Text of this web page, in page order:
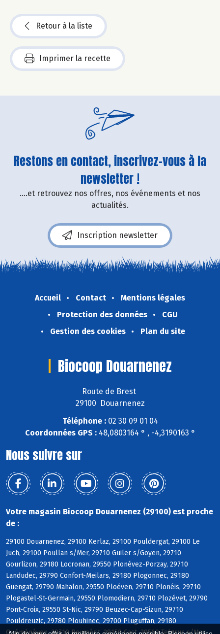
Retour à la liste
Imprimer la recette
Restons en contact, inscrivez-vous à la
newsletter !
....et retrouvez nos offres, nos événements et nos
actualités.
Inscription newsletter
Accueil Contact
Mentions légales
Protection des données
CGU
Gestion des cookies
Plan du site
Biocoop Douarnenez
Route de Brest
29100 Douarnenez
Téléphone :02 30 09 01 04
Coordonnées GPS :48,0803164 ° , -4,3190163 °
Nous suivre sur
Votre magasin Biocoop Douarnenez (29100) est proche
de :
29100 Douarnenez, 29100 Kerlaz, 29100 Pouldergat, 29100 Le
Juch, 29100 Poullan s/Mer, 29710 Guiler s/Goyen, 29710
Gourlizon, 29180 Locronan, 29550 Plonévez-Porzay, 29710
Landudec, 29790 Confort-Meilars, 29180 Plogonnec, 29180
Guengat, 29790 Mahalon, 29550 Ploéven, 29710 Plonéis, 29710
Plogastel-St-Germain, 29550 Plomodiern, 29710 Plozévet, 29790
Pont-Croix, 29550 St-Nic, 29790 Beuzec-Cap-Sizun, 29710
Pouldreuzic, 29780 Plouhinec, 29700 Pluguffan, 29180